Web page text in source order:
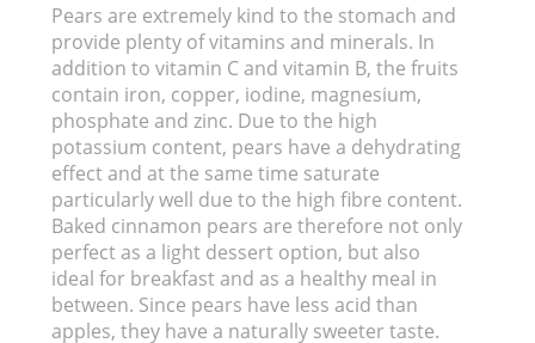
Pears are extremely kind to the stomach and
provide plenty of vitamins and minerals. In
addition to vitamin C and vitamin B, the fruits
contain iron, copper, iodine, magnesium,
phosphate and zinc. Due to the high
potassium content, pears have a dehydrating
effect and at the same time saturate
particularly well due to the high fibre content.
Baked cinnamon pears are therefore not only
perfect as a light dessert option, but also
ideal for breakfast and as a healthy meal in
between. Since pears have less acid than
apples, they have a naturally sweeter taste.